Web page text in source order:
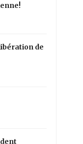
de